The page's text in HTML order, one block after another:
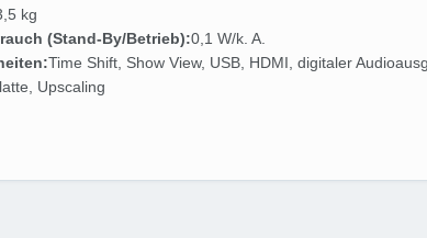
kg
(Stand-By/Betrieb):0,1 W/k. A.
Time Shift, Show View, USB, HDMI, digitaler
Upscaling